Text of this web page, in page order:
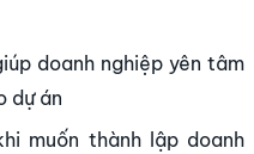
doanh nghiệp yên tâm
dự án
muốn thành lập doanh